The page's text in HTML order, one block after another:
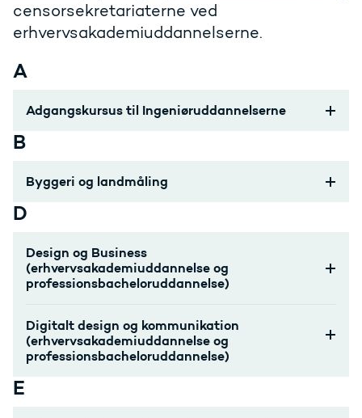
censorsekretariaterne ved
erhvervsakademiuddannelserne.
A
Adgangskursus til Ingeniøruddannelserne
B
Byggeri og landmåling
D
Design og Business
(erhvervsakademiuddannelse og
professionsbacheloruddannelse)
Digitalt design og kommunikation
(erhvervsakademiuddannelse og
professionsbacheloruddannelse)
E